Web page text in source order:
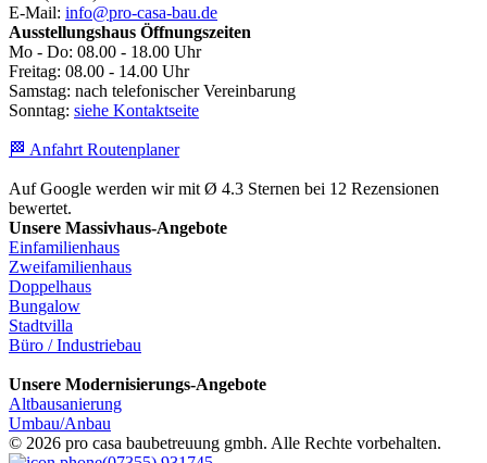
E-Mail: info@pro-casa-bau.de
Ausstellungshaus Öffnungszeiten
Mo - Do: 08.00 - 18.00 Uhr
Freitag: 08.00 - 14.00 Uhr
Samstag: nach telefonischer Vereinbarung
Sonntag: siehe Kontaktseite
🏁 Anfahrt Routenplaner
Auf Google werden wir mit Ø 4.3 Sternen bei 12 Rezensionen
bewertet.
Unsere Massivhaus-Angebote
Einfamilienhaus
Zweifamilienhaus
Doppelhaus
Bungalow
Stadtvilla
Büro / Industriebau
Unsere Modernisierungs-Angebote
Altbausanierung
Umbau/Anbau
© 2026 pro casa baubetreuung gmbh. Alle Rechte vorbehalten.